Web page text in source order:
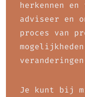
herkennen
adviseer en
proces van
Je kunt bij